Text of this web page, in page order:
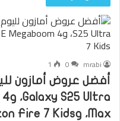
mrabi
0
1
Max، وAmazon Fire 7 Kids